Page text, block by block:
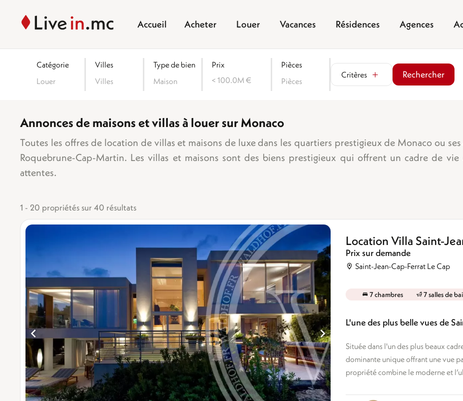
Accueil Acheter Louer Vacances Résidences Agences
Catégorie
Louer
Villes
Villes
Type de bien
Maison
Prix
< 100.0M €
Pièces
Pièces
Critères
Surface
3 chambres
4 chambres
5 chambres et +
Balcon/terrasse
Place de parking
Dernier étage
Usage mixte
Rechercher
Annonces de maisons et villas à louer sur Monaco
Toutes les offres de location de villas et maisons de luxe dans les quartiers prestigieux de Monaco ou
Roquebrune-Cap-Martin. Les villas et maisons sont des biens prestigieux qui offrent un cadre de
attentes.
1 - 20 propriétés sur 40 résultats
Location Villa Saint-
Prix sur demande
Saint-Jean-Cap-Ferrat Le Cap
7 chambres 7 salles de
L'une des plus belle vues de
Située dans l'un des plus beaux
dominante unique offrant une vue
propriété combine le moderne et